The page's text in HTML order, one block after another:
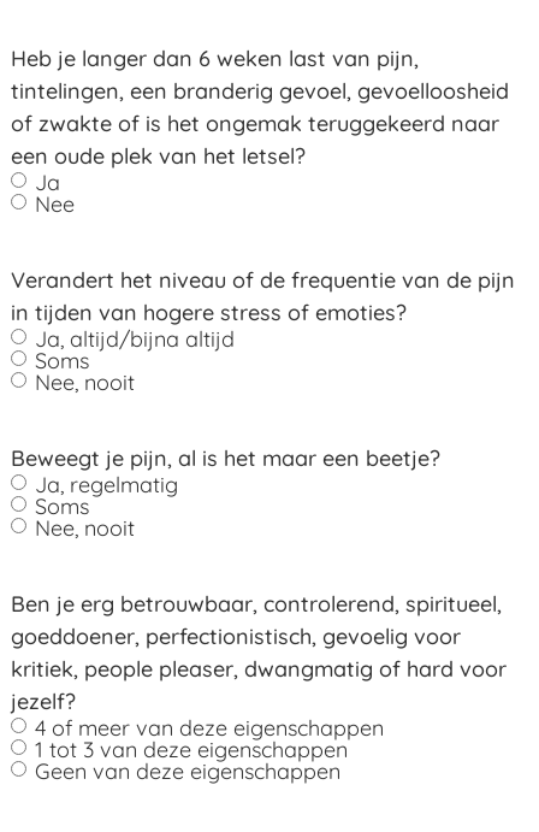
Heb je langer dan 6 weken last van pijn,
tintelingen, een branderig gevoel, gevoelloosheid
of zwakte of is het ongemak teruggekeerd naar
een oude plek van het letsel?
Ja
Nee
Verandert het niveau of de frequentie van de pijn
in tijden van hogere stress of emoties?
Ja, altijd/bijna altijd
Soms
Nee, nooit
Beweegt je pijn, al is het maar een beetje?
Ja, regelmatig
Soms
Nee, nooit
Ben je erg betrouwbaar, controlerend, spiritueel,
goeddoener, perfectionistisch, gevoelig voor
kritiek, people pleaser, dwangmatig of hard voor
jezelf?
4 of meer van deze eigenschappen
1 tot 3 van deze eigenschappen
Geen van deze eigenschappen